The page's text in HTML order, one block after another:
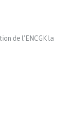
de l’ENCGK la